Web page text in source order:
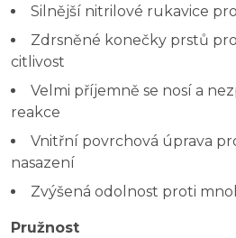
Silnější nitrilové rukavice
Zdrsněné konečky prstů
citlivost
Velmi příjemně se nosí a
reakce
Vnitřní povrchová úprava
nasazení
Zvýšená odolnost proti
Pružnost